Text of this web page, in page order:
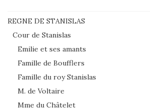
REGNE DE STANISLAS
Cour de Stanislas
Emilie et ses amants
Famille de Boufflers
Famille du roy Stanislas
M. de Voltaire
Mme du Châtelet